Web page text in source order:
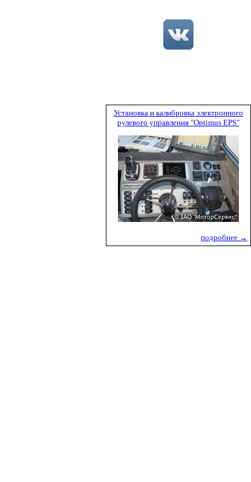
Установка и калибровка электронного
рулевого управления "Optimus EPS"
подробнее →